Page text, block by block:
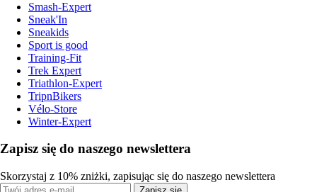
Smash-Expert
Sneak'In
Sneakids
Sport is good
Training-Fit
Trek Expert
Triathlon-Expert
TripnBikers
Vélo-Store
Winter-Expert
Zapisz się do naszego newslettera
Skorzystaj z 10% zniżki, zapisując się do naszego newslettera